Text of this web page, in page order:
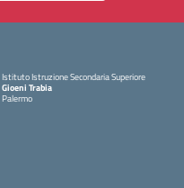
Istituto Istruzione Secondaria Superiore
Gioeni Trabia
Palermo